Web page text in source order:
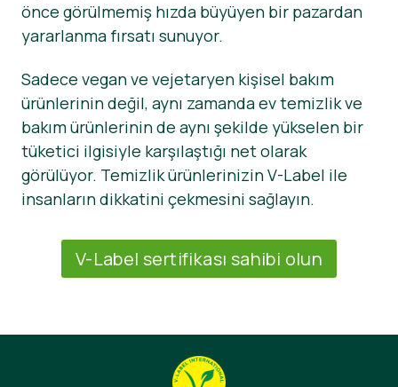
önce görülmemiş hızda büyüyen bir pazardan
yararlanma fırsatı sunuyor.
Sadece vegan ve vejetaryen kişisel bakım
ürünlerinin değil, aynı zamanda ev temizlik ve
bakım ürünlerinin de aynı şekilde yükselen bir
tüketici ilgisiyle karşılaştığı net olarak
görülüyor. Temizlik ürünlerinizin V-Label ile
insanların dikkatini çekmesini sağlayın.
V-Label sertifikası sahibi olun